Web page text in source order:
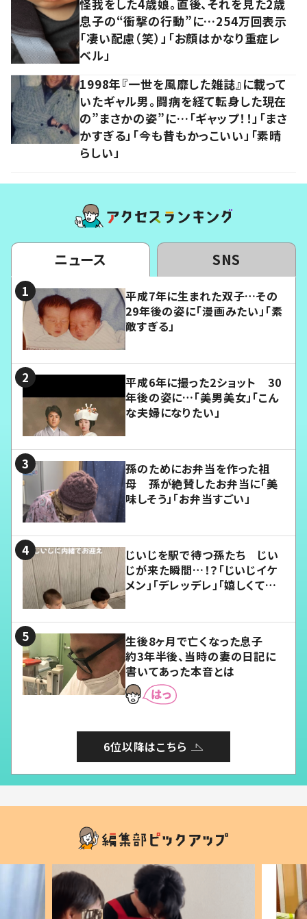
怪我をした4歳娘。直後、それを見た2歳
息子の“衝撃の行動”に…254万回表示
「凄い配慮（笑）」「お顔はかなり重症レ
ベル」
1998年『一世を風靡した雑誌』に載って
いたギャル男。闘病を経て転身した現在
の”まさかの姿”に…「ギャップ！！」「まさ
かすぎる」「今も昔もかっこいい」「素晴
らしい」
ニュース SNS
平成7年に生まれた双子…その
29年後の姿に「漫画みたい」「素
敵すぎる」
平成6年に撮った2ショット 30
年後の姿に…「美男美女」「こん
な夫婦になりたい」
孫のためにお弁当を作った祖
母 孫が絶賛したお弁当に「美
味しそう」「お弁当すごい」
じいじを駅で待つ孫たち じい
じが来た瞬間…！？「じいじイケ
メン」「デレッデレ」「嬉しくて可
生後8ヶ月で亡くなった息子
約3年半後、当時の妻の日記に
書いてあった本音とは
6位以降はこちら